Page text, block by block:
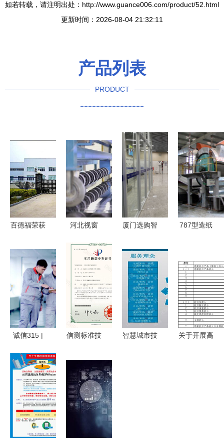
如若转载，请注明出处：http://www.guance006.com/product/52.html
更新时间：2026-08-04 21:32:11
产品列表
PRODUCT
----------------
百德福荣获
三届品牌影
响力发展大
会两项殊
荣，技术服
务能力再获
权威认可
河北视窗
术垄断，实
现超薄电子
玻璃全系列
生产与技术
服务
厦门选购智
的五大技术
赋发优势
——迎龙服
务品质解析
787型造纸
技术服务的
全面解析
诚信315 |
三项国家级
质量荣誉
以全链路品
控锻造净水
行业新标杆
信测标准技
有限公司
卓越品质的
数字化实践
者
智慧城市技
关于开展高